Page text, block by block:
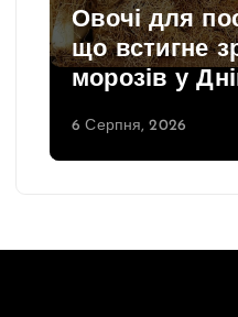
Овочі для
що встигне
морозів у
6 Серпня, 2026